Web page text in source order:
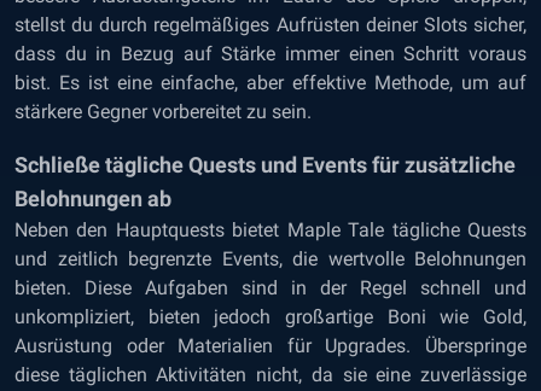
stellst du durch regelmäßiges Aufrüsten deiner Slots sicher,
dass du in Bezug auf Stärke immer einen Schritt voraus
bist. Es ist eine einfache, aber effektive Methode, um auf
stärkere Gegner vorbereitet zu sein.
Schließe tägliche Quests und Events für zusätzliche
Belohnungen ab
Neben den Hauptquests bietet Maple Tale tägliche Quests
und zeitlich begrenzte Events, die wertvolle Belohnungen
bieten. Diese Aufgaben sind in der Regel schnell und
unkompliziert, bieten jedoch großartige Boni wie Gold,
Ausrüstung oder Materialien für Upgrades. Überspringe
diese täglichen Aktivitäten nicht, da sie eine zuverlässige